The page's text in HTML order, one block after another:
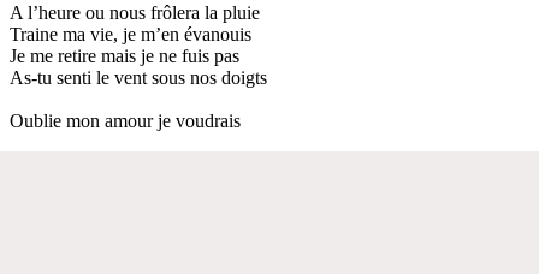
A l’heure ou nous frôlera la pluie
Traine ma vie, je m’en évanouis
Je me retire mais je ne fuis pas
As-tu senti le vent sous nos doigts
Oublie mon amour je voudrais